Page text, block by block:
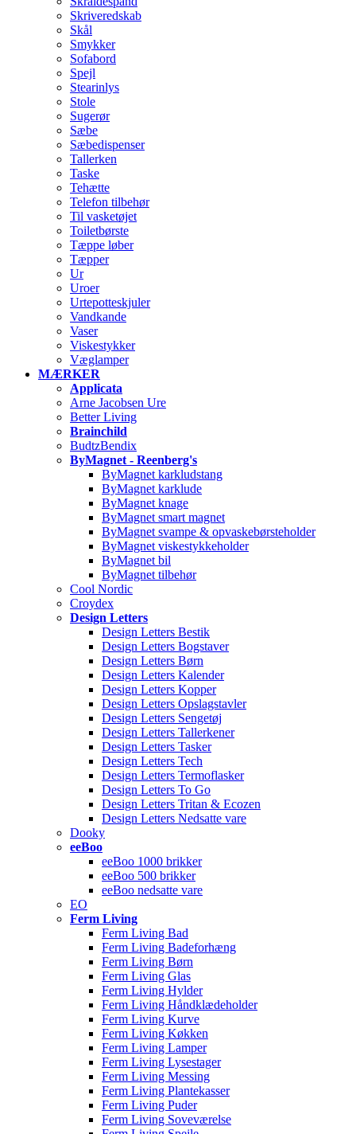
Skriveredskab
Skål
Smykker
Sofabord
Spejl
Stearinlys
Stole
Sugerør
Sæbe
Sæbedispenser
Tallerken
Taske
Tehætte
Telefon tilbehør
Til vasketøjet
Toiletbørste
Tæppe løber
Tæpper
Ur
Uroer
Urtepotteskjuler
Vandkande
Vaser
Viskestykker
Væglamper
MÆRKER
Applicata
Arne Jacobsen Ure
Better Living
Brainchild
BudtzBendix
ByMagnet - Reenberg's
ByMagnet karkludstang
ByMagnet karklude
ByMagnet knage
ByMagnet smart magnet
ByMagnet svampe & opvaskebørsteholder
ByMagnet viskestykkeholder
ByMagnet bil
ByMagnet tilbehør
Cool Nordic
Croydex
Design Letters
Design Letters Bestik
Design Letters Bogstaver
Design Letters Børn
Design Letters Kalender
Design Letters Kopper
Design Letters Opslagstavler
Design Letters Sengetøj
Design Letters Tallerkener
Design Letters Tasker
Design Letters Tech
Design Letters Termoflasker
Design Letters To Go
Design Letters Tritan & Ecozen
Design Letters Nedsatte vare
Dooky
eeBoo
eeBoo 1000 brikker
eeBoo 500 brikker
eeBoo nedsatte vare
EO
Ferm Living
Ferm Living Bad
Ferm Living Badeforhæng
Ferm Living Børn
Ferm Living Glas
Ferm Living Hylder
Ferm Living Håndklædeholder
Ferm Living Kurve
Ferm Living Køkken
Ferm Living Lamper
Ferm Living Lysestager
Ferm Living Messing
Ferm Living Plantekasser
Ferm Living Puder
Ferm Living Soveværelse